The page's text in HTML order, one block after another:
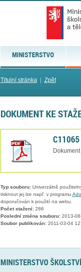
MINISTERSTVO
Titulní stránka| Zpět
DOKUMENT KE
Typ souboru:Univerzálně
tisknout jej lze např. v programu
doporučován k použití na webu.
Počet stažení:286
Poslední změna souboru:2013-
Soubor publikován:2011-03-04
MINISTERSTVO